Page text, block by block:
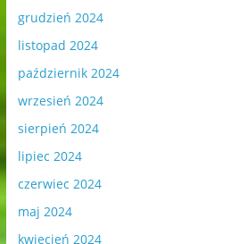
grudzień 2024
listopad 2024
październik 2024
wrzesień 2024
sierpień 2024
lipiec 2024
czerwiec 2024
maj 2024
kwiecień 2024